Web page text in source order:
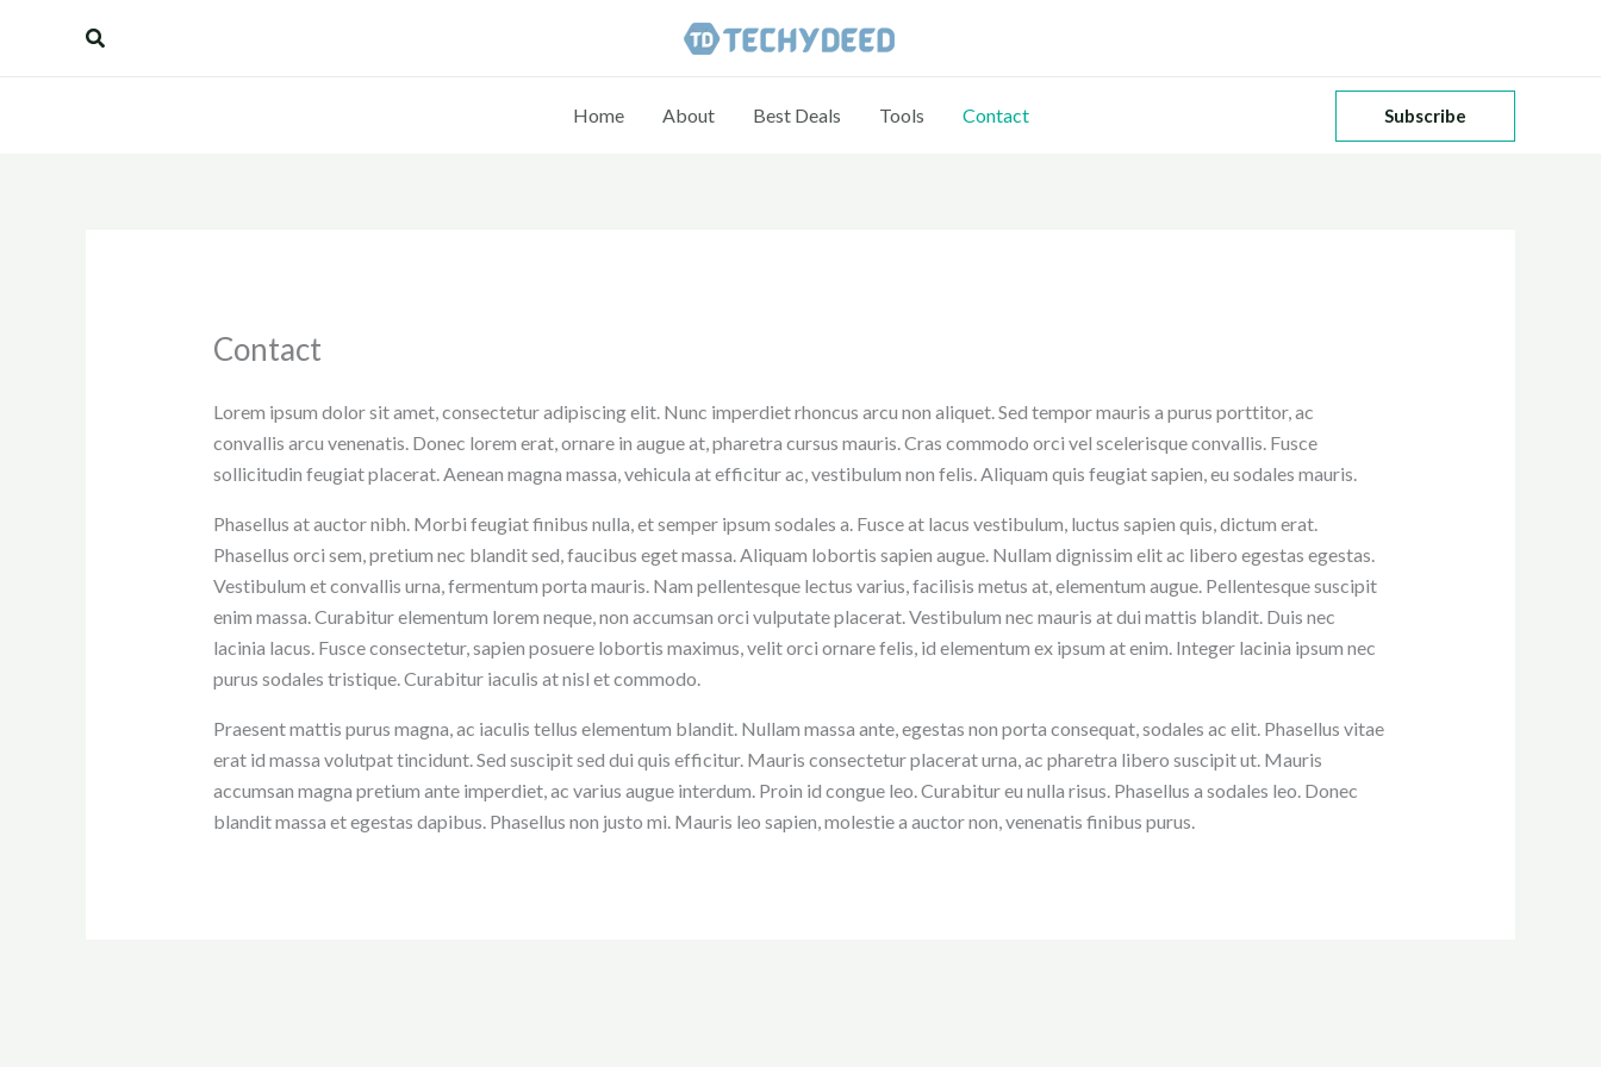
Search
Home About Best Deals Tools Contact Subscribe
Contact
Lorem ipsum dolor sit amet, consectetur adipiscing elit. Nunc imperdiet rhoncus arcu non aliquet. Sed tempor mauris a purus porttitor, ac
convallis arcu venenatis. Donec lorem erat, ornare in augue at, pharetra cursus mauris. Cras commodo orci vel scelerisque convallis. Fusce
sollicitudin feugiat placerat. Aenean magna massa, vehicula at efficitur ac, vestibulum non felis. Aliquam quis feugiat sapien, eu sodales mauris.
Phasellus at auctor nibh. Morbi feugiat finibus nulla, et semper ipsum sodales a. Fusce at lacus vestibulum, luctus sapien quis, dictum erat.
Phasellus orci sem, pretium nec blandit sed, faucibus eget massa. Aliquam lobortis sapien augue. Nullam dignissim elit ac libero egestas egestas.
Vestibulum et convallis urna, fermentum porta mauris. Nam pellentesque lectus varius, facilisis metus at, elementum augue. Pellentesque suscipit
enim massa. Curabitur elementum lorem neque, non accumsan orci vulputate placerat. Vestibulum nec mauris at dui mattis blandit. Duis nec
lacinia lacus. Fusce consectetur, sapien posuere lobortis maximus, velit orci ornare felis, id elementum ex ipsum at enim. Integer lacinia ipsum nec
purus sodales tristique. Curabitur iaculis at nisl et commodo.
Praesent mattis purus magna, ac iaculis tellus elementum blandit. Nullam massa ante, egestas non porta consequat, sodales ac elit. Phasellus vitae
erat id massa volutpat tincidunt. Sed suscipit sed dui quis efficitur. Mauris consectetur placerat urna, ac pharetra libero suscipit ut. Mauris
accumsan magna pretium ante imperdiet, ac varius augue interdum. Proin id congue leo. Curabitur eu nulla risus. Phasellus a sodales leo. Donec
blandit massa et egestas dapibus. Phasellus non justo mi. Mauris leo sapien, molestie a auctor non, venenatis finibus purus.